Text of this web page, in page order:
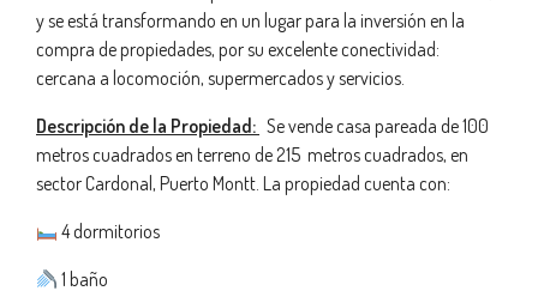
y se está transformando en un lugar para la inversión en la
compra de propiedades, por su excelente conectividad:
cercana a locomoción, supermercados y servicios.
Descripción de la Propiedad: Se vende casa pareada de 100
metros cuadrados en terreno de 215 metros cuadrados, en
sector Cardonal, Puerto Montt. La propiedad cuenta con:
4 dormitorios
1 baño